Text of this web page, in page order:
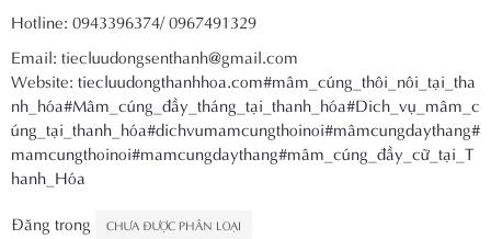
Hotline: 0943396374/ 0967491329
Email: tiecluudongsenthanh@gmail.com
Website: tiecluudongthanhhoa.com#mâm_cúng_thôi_nôi_tại_tha
nh_hóa#Mâm_cúng_đầy_tháng_tại_thanh_hóa#Dich_vụ_mâm_c
úng_tại_thanh_hóa#dichvumamcungthoinoi#mâmcungdaythang#
mamcungthoinoi#mamcungdaythang#mâm_cúng_đầy_cữ_tại_T
hanh_Hóa
Đăng trong
CHƯA ĐƯỢC PHÂN LOẠI